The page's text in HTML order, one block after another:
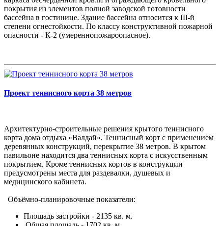
покрытия из элементов полной заводской готовности
бассейна в гостинице. Здание бассейна относится к III-й
степени огнестойкости. По классу конструктивной пожарной
опасности - К-2 (умереннопожароопасное).
Проект теннисного корта 38 метров
Архитектурно-строительные решения крытого теннисного
корта дома отдыха «Валдай». Теннисный корт с применением
деревянных конструкций, перекрытие 38 метров. В крытом
павильоне находится два теннисных корта с искусственным
покрытием. Кроме теннисных кортов в конструкции
предусмотрены места для раздевалки, душевых и
медицинского кабинета.
Объёмно-планировочные показатели:
Площадь застройки - 2135 кв. м.